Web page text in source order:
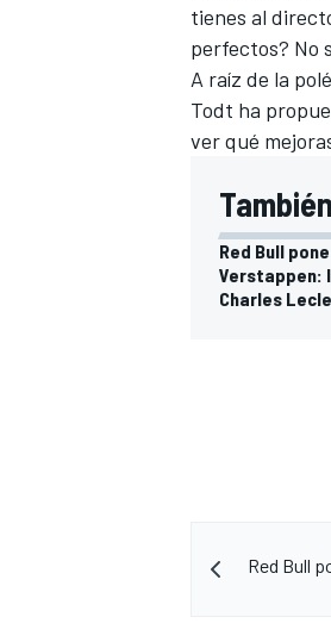
tienes al
perfectos? No
A raíz de la
Todt ha
ver qué
Red Bull
Verstappen:
Charles
Red Bull